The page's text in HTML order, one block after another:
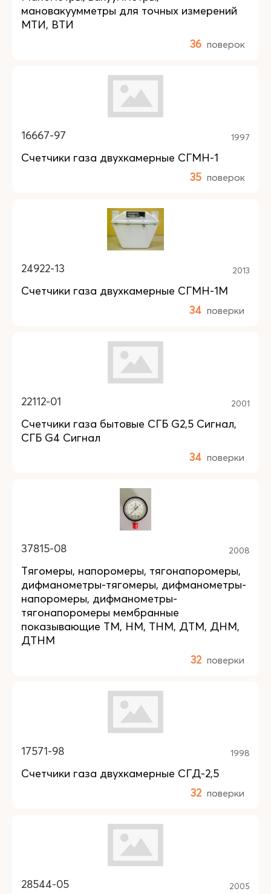
мановакуумметры для точных измерений
МТИ, ВТИ
36 поверок
16667-97 1997
Счетчики газа двухкамерные СГМН-1
35 поверок
24922-13 2013
Счетчики газа двухкамерные СГМН-1М
34 поверки
22112-01 2001
Счетчики газа бытовые СГБ G2,5 Сигнал,
СГБ G4 Сигнал
34 поверки
37815-08 2008
Тягомеры, напоромеры, тягонапоромеры,
дифманометры-тягомеры, дифманометры-
напоромеры, дифманометры-
тягонапоромеры мембранные
показывающие ТМ, НМ, ТНМ, ДТМ, ДНМ,
ДТНМ
32 поверки
17571-98 1998
Счетчики газа двухкамерные СГД-2,5
32 поверки
28544-05 2005